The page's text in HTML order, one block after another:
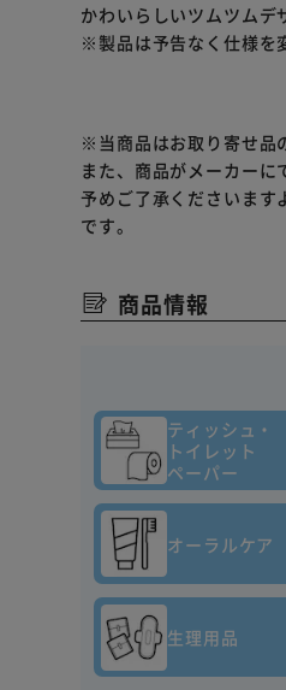
かわいらしいツムツムデ
※製品は予告なく仕様を
※当商品はお取り寄せ品
また、商品がメーカーに
予めご了承くださいます
です。
商品情報
ティッシュ・
トイレット
ペーパー
オーラルケア
生理用品